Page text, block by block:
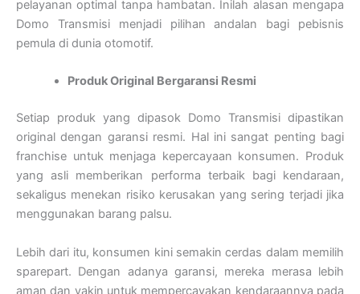
pelayanan optimal tanpa hambatan. Inilah alasan mengapa
Domo Transmisi menjadi pilihan andalan bagi pebisnis
pemula di dunia otomotif.
Produk Original Bergaransi Resmi
Setiap produk yang dipasok Domo Transmisi dipastikan
original dengan garansi resmi. Hal ini sangat penting bagi
franchise untuk menjaga kepercayaan konsumen. Produk
yang asli memberikan performa terbaik bagi kendaraan,
sekaligus menekan risiko kerusakan yang sering terjadi jika
menggunakan barang palsu.
Lebih dari itu, konsumen kini semakin cerdas dalam memilih
sparepart. Dengan adanya garansi, mereka merasa lebih
aman dan yakin untuk mempercayakan kendaraannya pada